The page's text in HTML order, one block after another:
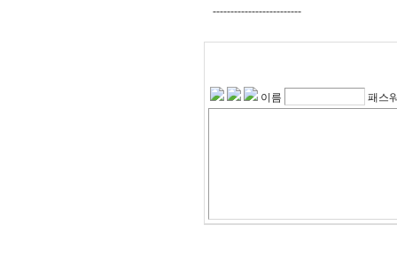
-------------------------
이름 패스